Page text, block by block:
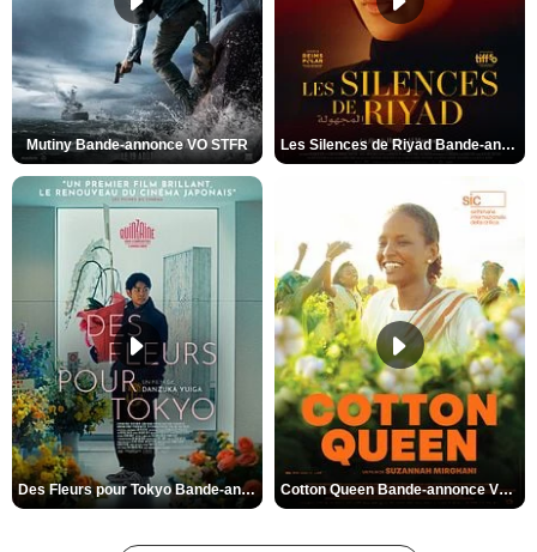
Mutiny Bande-annonce VO STFR Les Silences de Riyad Bande-annonce VO STFR
Des Fleurs pour Tokyo Bande-annonce VO STFR Cotton Queen Bande-annonce VO STFR